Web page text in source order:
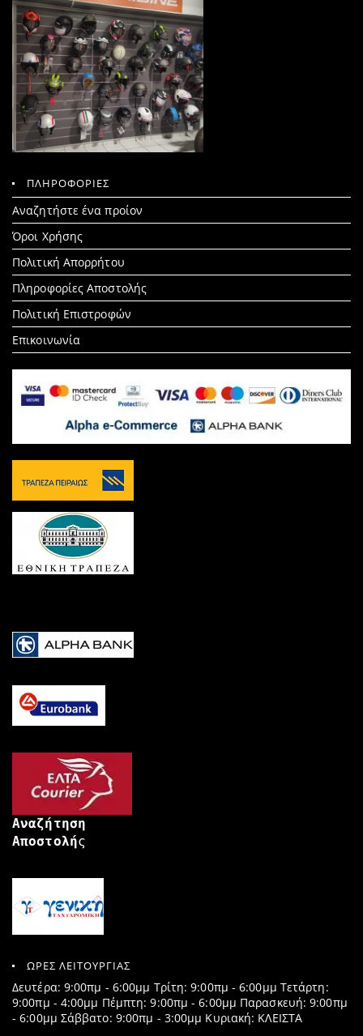
ΠΛΗΡΟΦΟΡΙΕΣ
Αναζητήστε ένα προίον
Search
for:
Όροι Χρήσης
Πολιτική Απορρήτου
Πληροφορίες Αποστολής
Πολιτική Επιστροφών
Επικοινωνία
Αναζήτηση
Αποστολής
ΩΡΕΣ ΛΕΙΤΟΥΡΓΙΑΣ
Δευτέρα: 9:00πμ - 6:00μμ Τρίτη: 9:00πμ - 6:00μμ Τετάρτη:
9:00πμ - 4:00μμ Πέμπτη: 9:00πμ - 6:00μμ Παρασκευή: 9:00πμ
- 6:00μμ Σάββατο: 9:00πμ - 3:00μμ Κυριακή: ΚΛΕΙΣΤΑ